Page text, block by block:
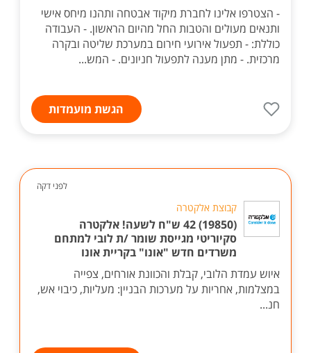
- הצטרפו אלינו לחברת מיקוד אבטחה ותהנו מיחס אישי
ותנאים מעולים והטבות החל מהיום הראשון. - העבודה
כוללת: - תפעול אירועי חירום במערכת שליטה ובקרה
מרכזית. - מתן מענה לתפעול חניונים. - המש...
הגשת מועמדות
לפני דקה
קבוצת אלקטרה
(19850) 42 ש"ח לשעה! אלקטרה
סקיוריטי מגייסת שומר /ת לובי למתחם
משרדים חדש "אונו" בקריית אונו
איוש עמדת הלובי, קבלת והכוונת אורחים, צפייה
במצלמות, אחריות על מערכות הבניין: מעליות, כיבוי אש,
חנ...